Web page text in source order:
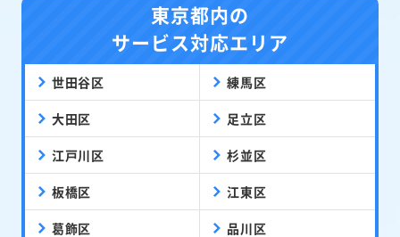
東京都内の
サービス対応エリア
世田谷区 練馬区
大田区 足立区
江戸川区 杉並区
板橋区 江東区
葛飾区 品川区